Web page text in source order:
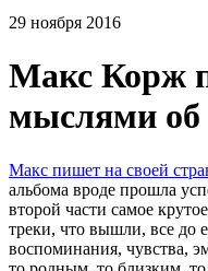
29 ноября 2016
Макс Корж
мыслями об
Макс пишет на своей
альбома вроде прошла
второй части самое
треки, что вышли, все до
воспоминания, чувства,